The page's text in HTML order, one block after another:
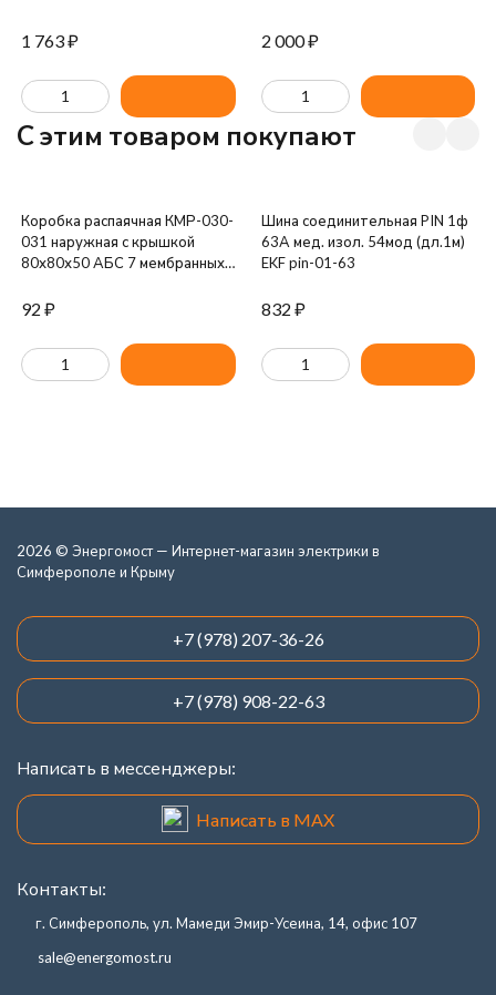
1 763₽ 2 000₽
C этим товаром покупают
Коробка распаячная КМР-030-
031 наружная с крышкой
80х80х50 АБС 7 мембранных
031
92 ₽
Шина соединительная PIN 1ф
63А мед. изол. 54мод (дл.1м)
EKF pin-01-63
832 ₽
2026 © Энергомост — Интернет-магазин электрики в
Симферополе и Крыму
+7 (978) 207-36-26
+7 (978) 908-22-63
Написать в мессенджеры:
Написать в MAX
Контакты:
г. Симферополь, ул. Мамеди Эмир-Усеина, 14, офис 107
sale@energomost.ru